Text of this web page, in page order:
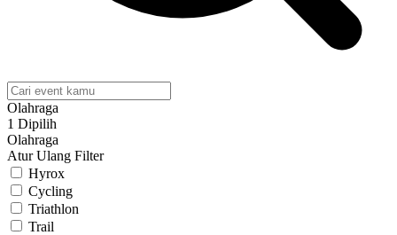
Olahraga
1 Dipilih
Olahraga
Atur Ulang Filter
Hyrox
Cycling
Triathlon
Trail